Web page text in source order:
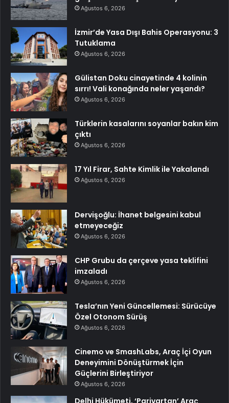
Ağustos 6, 2026
İzmir’de Yasa Dışı Bahis Operasyonu: 3
Tutuklama
Ağustos 6, 2026
Gülistan Doku cinayetinde 4 kolinin
sırrı! Vali konağında neler yaşandı?
Ağustos 6, 2026
Türklerin kasalarını soyanlar bakın kim
çıktı
Ağustos 6, 2026
17 Yıl Firar, Sahte Kimlik ile Yakalandı
Ağustos 6, 2026
Dervişoğlu: İhanet belgesini kabul
etmeyeceğiz
Ağustos 6, 2026
CHP Grubu da çerçeve yasa teklifini
imzaladı
Ağustos 6, 2026
Tesla’nın Yeni Güncellemesi: Sürücüye
Özel Otonom Sürüş
Ağustos 6, 2026
Cinemo ve SmashLabs, Araç İçi Oyun
Deneyimini Dönüştürmek İçin
Güçlerini Birleştiriyor
Ağustos 6, 2026
Delhi Hükümeti, ‘Parivartan’ Araç